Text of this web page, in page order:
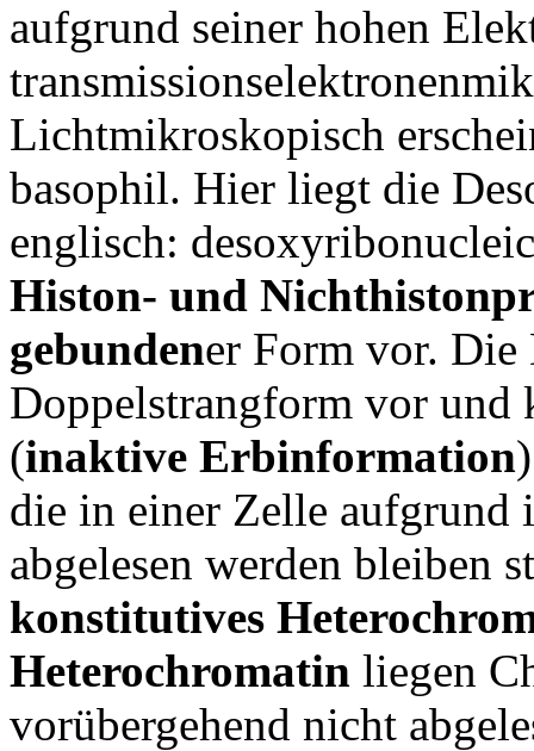
aufgrund seiner hohen
Lichtmikroskopisch
basophil. Hier liegt die
englisch:
Histon- und
gebundener Form vor.
Doppelstrangform vor und
(inaktive Erbinformation
die in einer Zelle aufgrund
abgelesen werden bleiben
konstitutives
Heterochromatin liegen
vorübergehend nicht